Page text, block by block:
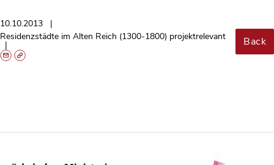
10.10.2013
Residenzstädte im Alten Reich (1300-1800) projektrelevant
Back